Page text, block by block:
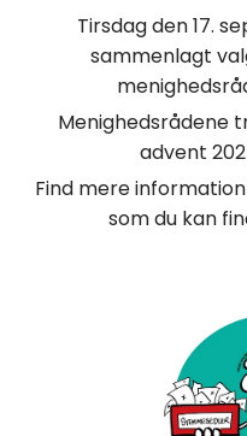
Tirsdag den 17.
sammenlagt
Menighedsrådene
advent
Find mere
som du kan